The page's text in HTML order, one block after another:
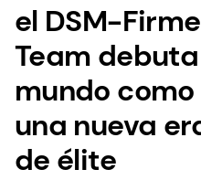
el DSM-
Team
mundo
una nueva
de élite